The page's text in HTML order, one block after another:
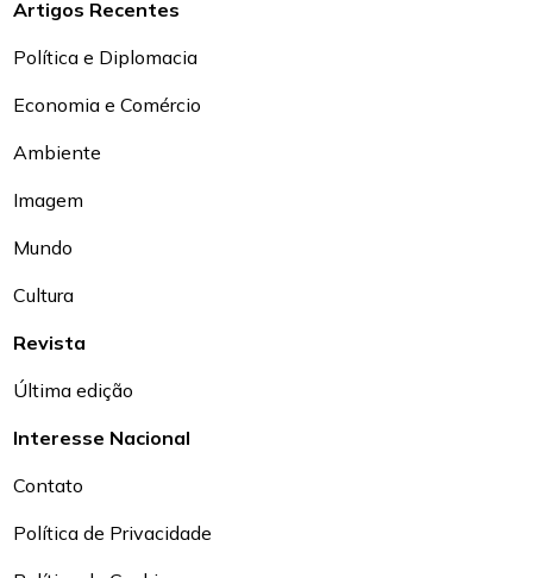
Artigos Recentes
Política e Diplomacia
Economia e Comércio
Ambiente
Imagem
Mundo
Cultura
Revista
Última edição
Interesse Nacional
Contato
Política de Privacidade